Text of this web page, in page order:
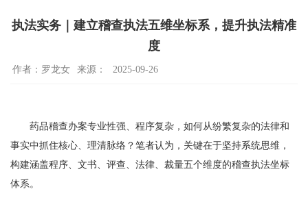
执法实务｜建立稽查执法五维坐标系，提升执法精准
度
作者：罗龙女 来源： 2025-09-26
药品稽查办案专业性强、程序复杂，如何从纷繁复杂的法律和
事实中抓住核心、理清脉络？笔者认为，关键在于坚持系统思维，
构建涵盖程序、文书、评查、法律、裁量五个维度的稽查执法坐标
体系。